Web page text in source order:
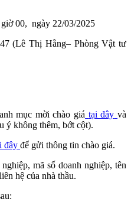
00, ngày 22/03/2025
(Lê Thị Hằng– Phòng Vật tư
mục mời chào giá tại đây và
ý không thêm, bớt cột).
đây để gửi thông tin chào giá.
mã số doanh nghiệp, tên
hệ của nhà thầu.